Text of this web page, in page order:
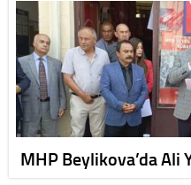
MHP Beylikova’da Ali